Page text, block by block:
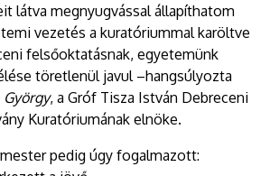
látva megnyugvással állapíthatom
vezetés a kuratóriummal karöltve
felsőoktatásnak, egyetemünk
töretlenül javul –hangsúlyozta
György, a Gróf Tisza István Debreceni
Kuratóriumának elnöke.
pedig úgy fogalmazott: